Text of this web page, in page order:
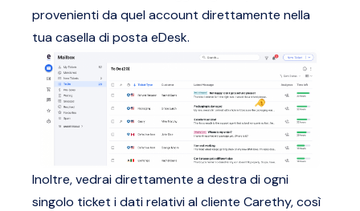
provenienti da quel account direttamente nella
tua casella di posta eDesk.
Inoltre, vedrai direttamente a destra di ogni
singolo ticket i dati relativi al cliente Carethy, così